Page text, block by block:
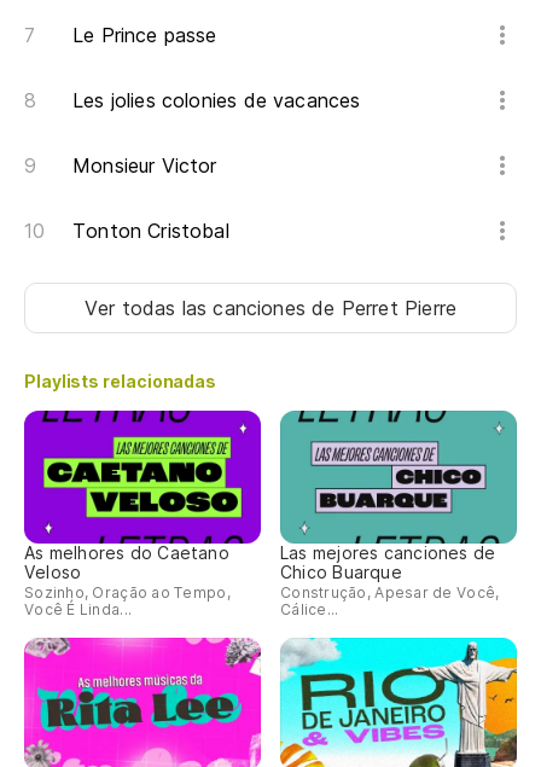
Le Prince passe
Les jolies colonies de vacances
Monsieur Victor
Tonton Cristobal
Ver todas las cancionesde Perret Pierre
Playlists relacionadas
As melhores do Caetano
Veloso
Sozinho, Oração ao Tempo,
Você É Linda...
Las mejores canciones de
Chico Buarque
Construção, Apesar de Você,
Cálice...